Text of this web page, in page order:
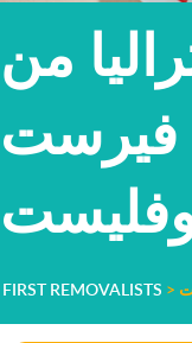
من
فيرست
FIRST REMOVALISTS >